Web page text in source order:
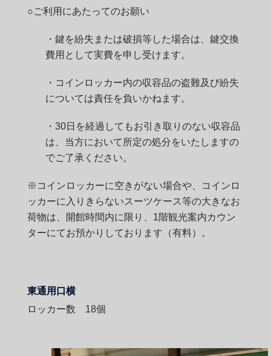
○ご利用にあたってのお願い
・鍵を紛失または破損等した場合は、鍵交換
費用として実費を申し受けます。
・コインロッカー内の収容品の盗難及び紛失
については責任を負いかねます。
・30日を経過してもお引き取りのない収容品
は、当方において所定の処分をいたしますの
でご了承ください。
※コインロッカーに空きがない場合や、コインロ
ッカーに入りきらないスーツケース等の大きなお
荷物は、開館時間内に限り、1階観光案内カウン
ターにてお預かりしております（有料）。
東通用口横
ロッカー数 18個